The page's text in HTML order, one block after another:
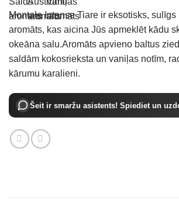
Montale Intense Tiare ir eksotisks,
aromāts, kas aicina Jūs apmeklēt kādu
okeāna salu.Aromāts apvieno baltus
saldām kokosrieksta un vaniļas notīm,
kārumu karalieni.
Šeit ir smaržu asistents! Spiediet un